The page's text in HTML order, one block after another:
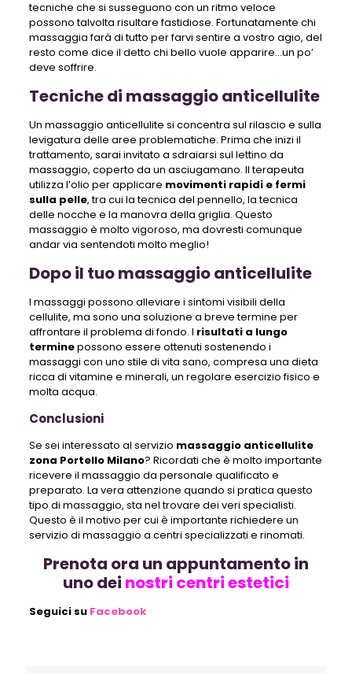
tecniche che si susseguono con un ritmo veloce
possono talvolta risultare fastidiose. Fortunatamente chi
massaggia farà di tutto per farvi sentire a vostro agio, del
resto come dice il detto chi bello vuole apparire…un po’
deve soffrire.
Tecniche di massaggio anticellulite
Un massaggio anticellulite si concentra sul rilascio e sulla
levigatura delle aree problematiche. Prima che inizi il
trattamento, sarai invitato a sdraiarsi sul lettino da
massaggio, coperto da un asciugamano. Il terapeuta
utilizza l’olio per applicare movimenti rapidi e fermi
sulla pelle, tra cui la tecnica del pennello, la tecnica
delle nocche e la manovra della griglia. Questo
massaggio è molto vigoroso, ma dovresti comunque
andar via sentendoti molto meglio!
Dopo il tuo massaggio anticellulite
I massaggi possono alleviare i sintomi visibili della
cellulite, ma sono una soluzione a breve termine per
affrontare il problema di fondo. I risultati a lungo
terminepossono essere ottenuti sostenendo i
massaggi con uno stile di vita sano, compresa una dieta
ricca di vitamine e minerali, un regolare esercizio fisico e
molta acqua.
Conclusioni
Se sei interessato al servizio massaggio anticellulite
zona Portello Milano? Ricordati che è molto importante
ricevere il massaggio da personale qualificato e
preparato. La vera attenzione quando si pratica questo
tipo di massaggio, sta nel trovare dei veri specialisti.
Questo è il motivo per cui è importante richiedere un
servizio di massaggio a centri specializzati e rinomati.
Prenota ora un appuntamento in
uno dei nostri centri estetici
Seguici su Facebook